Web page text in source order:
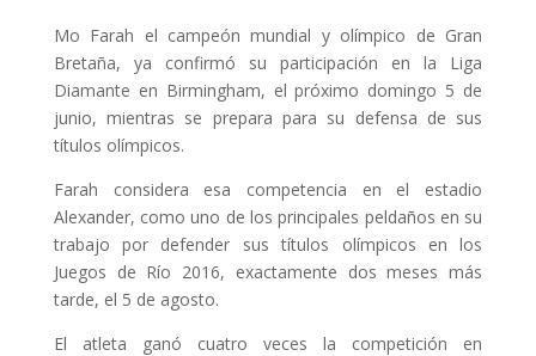
Mo Farah el campeón mundial y olímpico de Gran
Bretaña, ya confirmó su participación en la Liga
Diamante en Birmingham, el próximo domingo 5 de
junio, mientras se prepara para su defensa de sus
títulos olímpicos.
Farah considera esa competencia en el estadio
Alexander, como uno de los principales peldaños en su
trabajo por defender sus títulos olímpicos en los
Juegos de Río 2016, exactamente dos meses más
tarde, el 5 de agosto.
El atleta ganó cuatro veces la competición en